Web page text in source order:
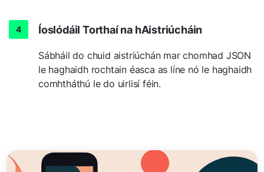
Íoslódáil Torthaí na hAistriúcháin
Sábháil do chuid aistriúchán mar chomhad JSON
le haghaidh rochtain éasca as líne nó le haghaidh
comhtháthú le do uirlisí féin.